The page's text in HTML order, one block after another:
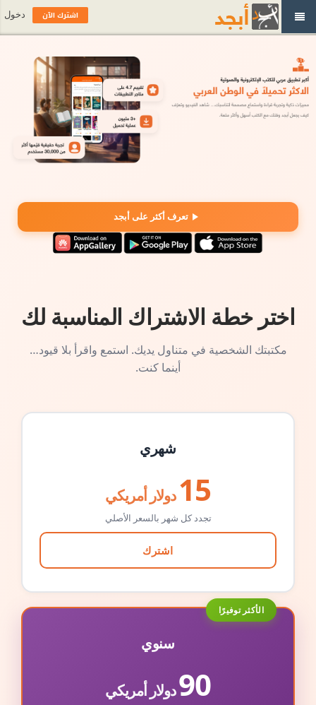
تعرف أكثر على أبجد
اختر خطة الاشتراك المناسبة لك
مكتبتك الشخصية في متناول يديك. استمع واقرأ بلا قيود…
أينما كنت.
شهري
15 دولار أمريكي
تجدد كل شهر بالسعر الأصلي
اشترك
الأكثر توفيرًا
سنوي
90دولار أمريكي
اشترك الآن دخول